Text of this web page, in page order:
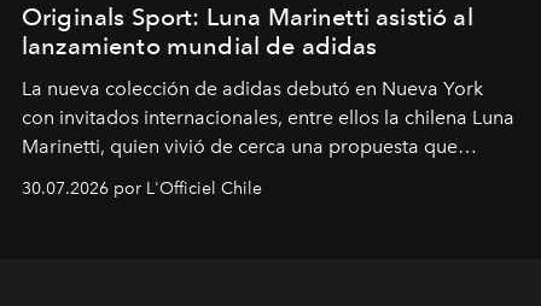
Originals Sport: Luna Marinetti asistió al
lanzamiento mundial de adidas
La nueva colección de adidas debutó en Nueva York
con invitados internacionales, entre ellos la chilena Luna
Marinetti, quien vivió de cerca una propuesta que
30.07.2026 por L'Officiel Chile